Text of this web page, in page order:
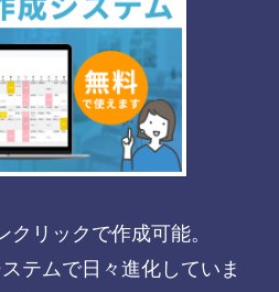
クリックで作成可能。
テムで日々進化していま